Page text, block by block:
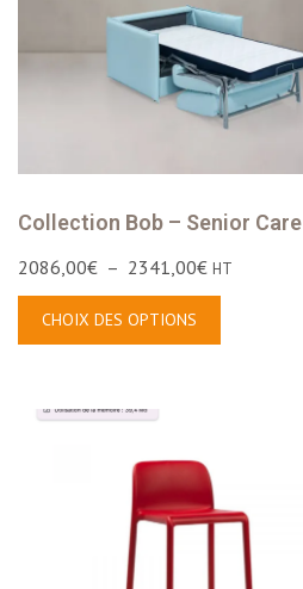
Collection Bob – Senior Care
2086,00€ – 2341,00€ HT
CHOIX DES OPTIONS